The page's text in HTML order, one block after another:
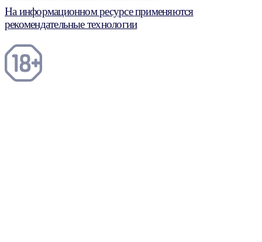
На информационном ресурсе применяются
рекомендательные технологии